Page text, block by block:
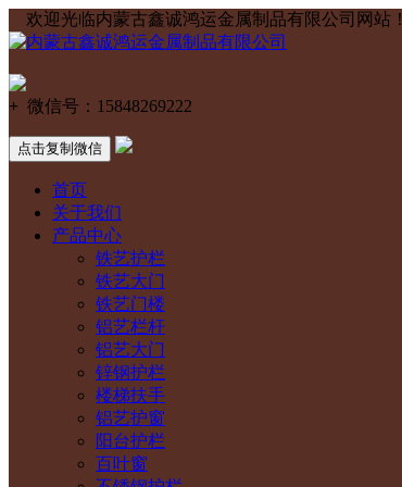
欢迎光临内蒙古鑫诚鸿运金属制品有限公司网站！
+ 微信号： 15848269222
点击复制微信
首页
关于我们
产品中心
铁艺护栏
铁艺大门
铁艺门楼
铝艺栏杆
铝艺大门
锌钢护栏
楼梯扶手
铝艺护窗
阳台护栏
百叶窗